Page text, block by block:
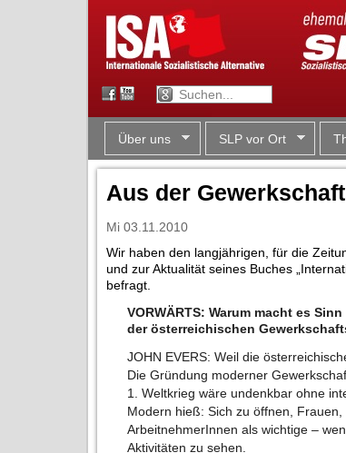
Über uns SLP vor Ort
Aus der
Mi 03.11.2010
Wir haben den langjährigen, für die
und zur Aktualität seines Buches
befragt.
VORWÄRTS: Warum macht es
der österreichischen
JOHN EVERS: Weil die
Die Gründung moderner
1. Weltkrieg wäre undenkbar ohne
Modern hieß: Sich zu öffnen,
ArbeitnehmerInnen als wichtige –
Aktivitäten zu sehen.